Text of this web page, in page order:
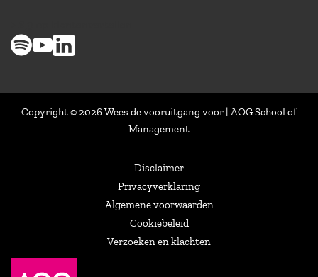
Copyright © 2026 Wees de vooruitgang voor | AOG School of
Management
Disclaimer
Privacyverklaring
Algemene voorwaarden
Cookiebeleid
Verzoeken en klachten